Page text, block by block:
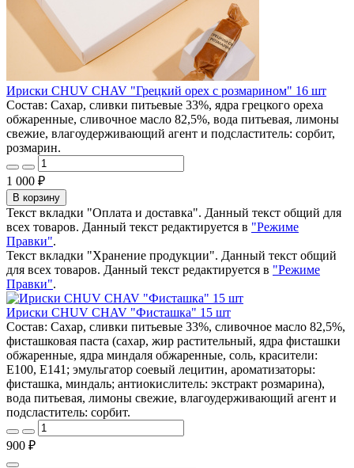
Ириски CHUV CHAV "Грецкий орех с розмарином" 16 шт
Состав: Сахар, сливки питьевые 33%, ядра грецкого ореха
обжаренные, сливочное масло 82,5%, вода питьевая, лимоны
свежие, влагоудерживающий агент и подсластитель: сорбит,
розмарин.
1 000 ₽
В корзину
Текст вкладки "Оплата и доставка". Данный текст общий для
всех товаров. Данный текст редактируется в "Режиме
Правки".
Текст вкладки "Хранение продукции". Данный текст общий
для всех товаров. Данный текст редактируется в "Режиме
Правки".
Ириски CHUV CHAV "Фисташка" 15 шт
Состав: Сахар, сливки питьевые 33%, сливочное масло 82,5%,
фисташковая паста (сахар, жир растительный, ядра фисташки
обжаренные, ядра миндаля обжаренные, соль, красители:
E100, E141; эмульгатор соевый лецитин, ароматизаторы:
фисташка, миндаль; антиокислитель: экстракт розмарина),
вода питьевая, лимоны свежие, влагоудерживающий агент и
подсластитель: сорбит.
900 ₽